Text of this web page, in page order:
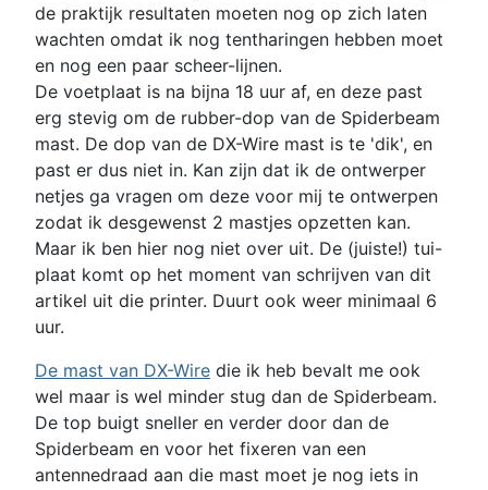
de praktijk resultaten moeten nog op zich laten
wachten omdat ik nog tentharingen hebben moet
en nog een paar scheer-lijnen.
De voetplaat is na bijna 18 uur af, en deze past
erg stevig om de rubber-dop van de Spiderbeam
mast. De dop van de DX-Wire mast is te 'dik', en
past er dus niet in. Kan zijn dat ik de ontwerper
netjes ga vragen om deze voor mij te ontwerpen
zodat ik desgewenst 2 mastjes opzetten kan.
Maar ik ben hier nog niet over uit. De (juiste!) tui-
plaat komt op het moment van schrijven van dit
artikel uit die printer. Duurt ook weer minimaal 6
uur.
De mast van DX-Wire die ik heb bevalt me ook
wel maar is wel minder stug dan de Spiderbeam.
De top buigt sneller en verder door dan de
Spiderbeam en voor het fixeren van een
antennedraad aan die mast moet je nog iets in